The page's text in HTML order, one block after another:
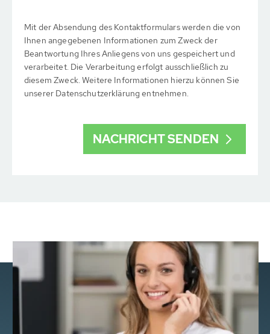
Mit der Absendung des Kontaktformulars werden die von
Ihnen angegebenen Informationen zum Zweck der
Beantwortung Ihres Anliegens von uns gespeichert und
verarbeitet. Die Verarbeitung erfolgt ausschließlich zu
diesem Zweck. Weitere Informationen hierzu können Sie
unserer Datenschutzerklärung entnehmen.